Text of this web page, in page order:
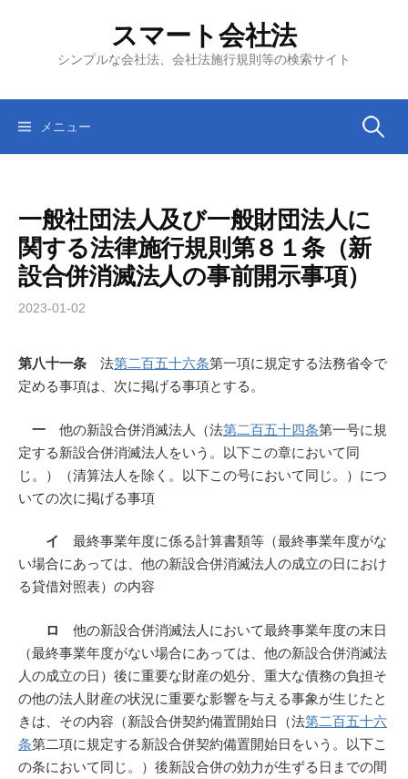
ツ
スマート会社法
シンプルな会社法、会社法施行規則等の検索サイト
メニュー 検
一般社団法人及び一般財団法人に
関する法律施行規則第８１条（新
設合併消滅法人の事前開示事項）
2023-01-02
第八十一条 法第二百五十六条第一項に規定する法務省令で
定める事項は、次に掲げる事項とする。
一 他の新設合併消滅法人（法第二百五十四条第一号に規
定する新設合併消滅法人をいう。以下この章において同
じ。）（清算法人を除く。以下この号において同じ。）につ
いての次に掲げる事項
イ
最終事業年度に係る計算書類等（最終事業年度がな
い場合にあっては、他の新設合併消滅法人の成立の日におけ
る貸借対照表）の内容
ロ
他の新設合併消滅法人において最終事業年度の末日
（最終事業年度がない場合にあっては、他の新設合併消滅法
人の成立の日）後に重要な財産の処分、重大な債務の負担そ
の他の法人財産の状況に重要な影響を与える事象が生じたと
きは、その内容（新設合併契約備置開始日（法第二百五十六
条第二項に規定する新設合併契約備置開始日をいう。以下こ
の条において同じ。）後新設合併の効力が生ずる日までの間